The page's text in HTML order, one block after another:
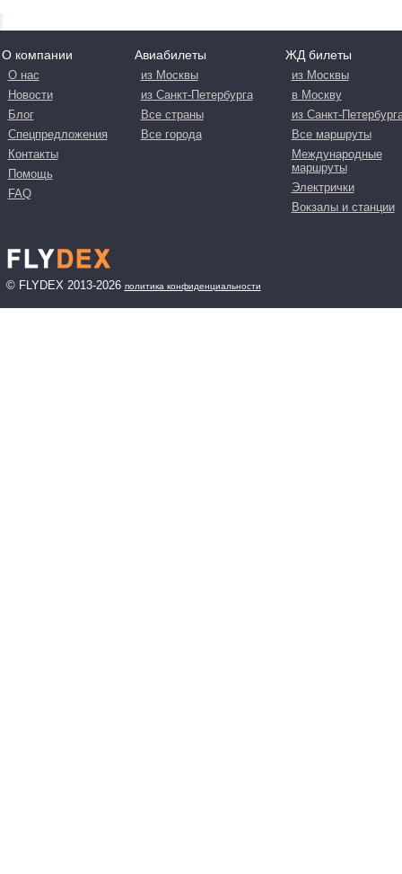
О компании
О нас
Новости
Блог
Спецпредложения
Контакты
Помощь
FAQ
Авиабилеты
из Москвы
из Санкт-Петербурга
Все страны
Все города
ЖД билеты
из Москвы
в Москву
из Санкт-
Все маршруты
Международные
маршруты
Электрички
Вокзалы и станции
© FLYDEX 2013-2026 политика конфиденциальности